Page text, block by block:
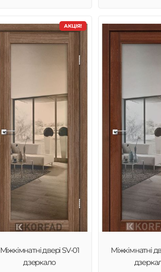
АКЦІЯ!
Міжкімнатні двері SV-01
дзеркало
Міжкімнатні